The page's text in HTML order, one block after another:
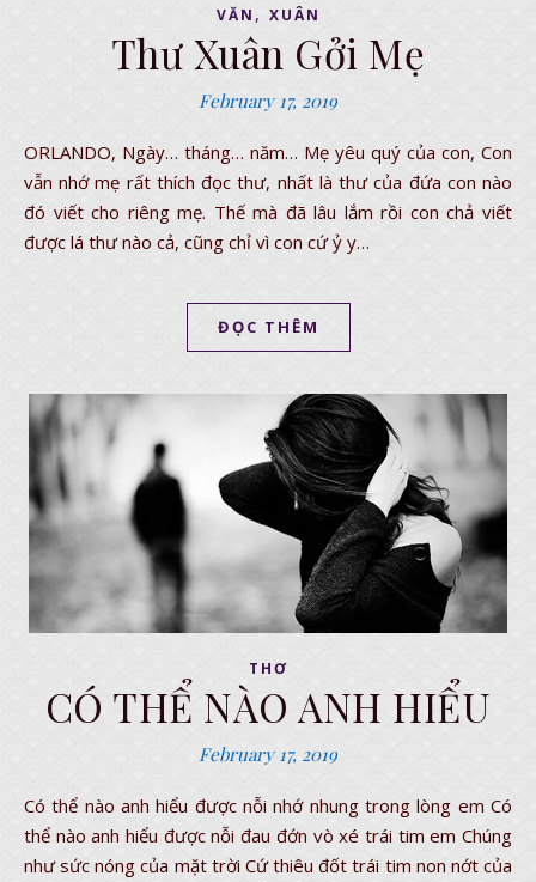
VĂN , XUÂN
Thư Xuân Gởi Mẹ
February 17, 2019
ORLANDO, Ngày… tháng… năm… Mẹ yêu quý của con, Con
vẫn nhớ mẹ rất thích đọc thư, nhất là thư của đứa con nào
đó viết cho riêng mẹ. Thế mà đã lâu lắm rồi con chả viết
được lá thư nào cả, cũng chỉ vì con cứ ỷ y…
ĐỌC THÊM
THƠ
CÓ THỂ NÀO ANH HIỂU
February 17, 2019
Có thể nào anh hiểu được nỗi nhớ nhung trong lòng em Có
thể nào anh hiểu được nỗi đau đớn vò xé trái tim em Chúng
như sức nóng của mặt trời Cứ thiêu đốt trái tim non nớt của